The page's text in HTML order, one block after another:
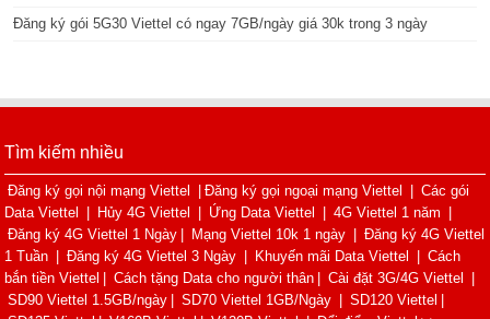
Đăng ký gói 5G30 Viettel có ngay 7GB/ngày giá 30k trong 3 ngày
Tìm kiếm nhiều
Đăng ký gọi nội mạng Viettel Đăng ký gọi ngoại mạng Viettel
Các gói
Data Viettel
Hủy 4G Viettel Ứng Data Viettel 4G Viettel 1 năm
Đăng ký 4G Viettel 1 Ngày
Mạng Viettel 10k 1 ngày
Đăng ký 4G Viettel
1 Tuần
Đăng ký 4G Viettel 3 Ngày Khuyến mãi Data Viettel
Cách
bắn tiền Viettel
Cách tặng Data cho người thân Cài đặt 3G/4G Viettel
SD90 Viettel 1.5GB/ngày
SD70 Viettel 1GB/Ngày SD120 Viettel